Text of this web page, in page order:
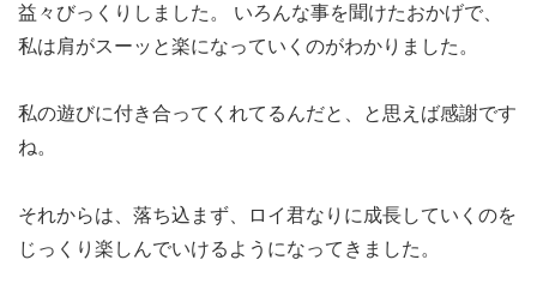
益々びっくりしました。 いろんな事を聞けたおかげで、
私は肩がスーッと楽になっていくのがわかりました。
私の遊びに付き合ってくれてるんだと、と思えば感謝です
ね。
それからは、落ち込まず、ロイ君なりに成長していくのを
じっくり楽しんでいけるようになってきました。